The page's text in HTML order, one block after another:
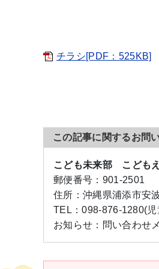
チラシ[PDF：525KB]
この記事に関するお問
こども未来部 こども
郵便番号： 901-2501
住所： 沖縄県浦添市安
TEL：098-876-1280(児
お知らせ： 問い合わせ